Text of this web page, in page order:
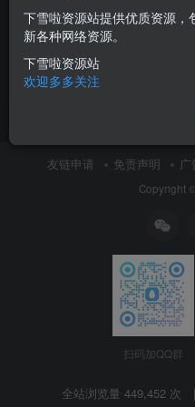
黑马程序员AI运维云计算 AI全
程赋能（全网最全）
付费资源 ￥19
1月3日 10:40
友链申请 免责声明
Copyright
扫码加QQ群
全站浏览量 449,452 次
下雪啦资源站提供优质资源
新各种网络资源。
下雪啦资源站
欢迎多多关注